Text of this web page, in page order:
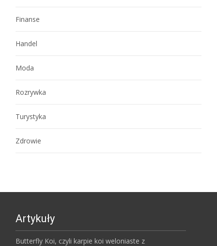
Finanse
Handel
Moda
Rozrywka
Turystyka
Zdrowie
Artykuły
Butterfly Koi, czyli karpie koi weloniaste z